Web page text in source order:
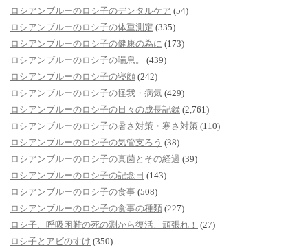
ロシアンブルーのロシ子のデンタルケア (54)
ロシアンブルーのロシ子の体重測定 (335)
ロシアンブルーのロシ子の健康の為に (173)
ロシアンブルーのロシ子の喘息。
(439)
ロシアンブルーのロシ子の寝顔 (242)
ロシアンブルーのロシ子の怪我・病気 (429)
ロシアンブルーのロシ子の日々の成長記録 (2,761)
ロシアンブルーのロシ子の暑さ対策・寒さ対策 (110)
ロシアンブルーのロシ子の気管支ろう (38)
ロシアンブルーのロシ子の真菌とその経過 (39)
ロシアンブルーのロシ子の記念日 (143)
ロシアンブルーのロシ子の食事 (508)
ロシアンブルーのロシ子の食事の種類 (227)
ロシ子、呼吸困難の死の淵から復活、頑張れ！ (27)
ロシ子とアビのすけ (350)